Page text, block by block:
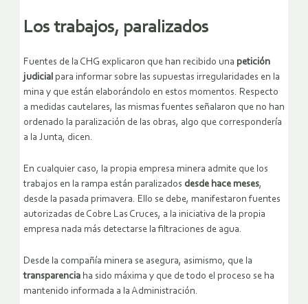
Los trabajos, paralizados
Fuentes de la CHG explicaron que han recibido una petición
judicial para informar sobre las supuestas irregularidades en la
mina y que están elaborándolo en estos momentos. Respecto
a medidas cautelares, las mismas fuentes señalaron que no han
ordenado la paralización de las obras, algo que correspondería
a la Junta, dicen.
En cualquier caso, la propia empresa minera admite que los
trabajos en la rampa están paralizados desde hace meses,
desde la pasada primavera. Ello se debe, manifestaron fuentes
autorizadas de Cobre Las Cruces, a la iniciativa de la propia
empresa nada más detectarse la filtraciones de agua.
Desde la compañía minera se asegura, asimismo, que la
transparencia ha sido máxima y que de todo el proceso se ha
mantenido informada a la Administración.